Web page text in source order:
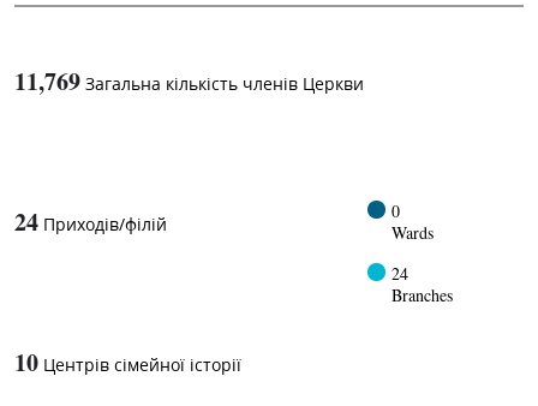
11,769 Загальна кількість членів Церкви
24 Приходів/філій
0
Wards
24
Branches
10 Центрів сімейної історії